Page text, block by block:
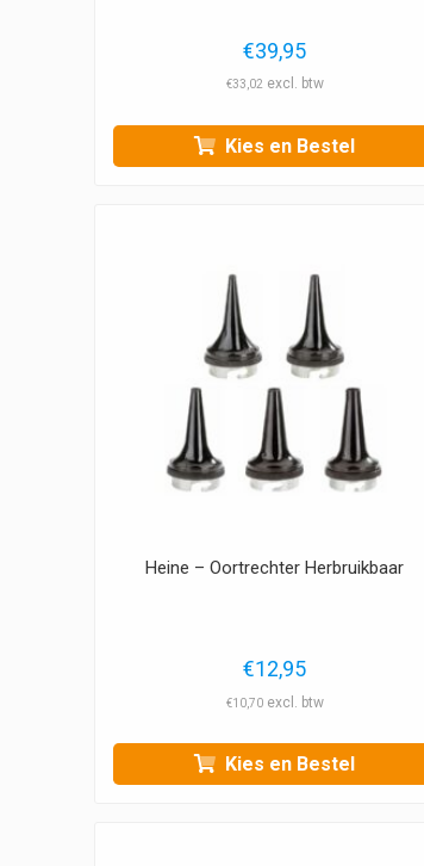
€39,95
€33,02
Kies en Bestel
Heine – Oortrechter Herbruikbaar
€12,95
€10,70
Kies en Bestel